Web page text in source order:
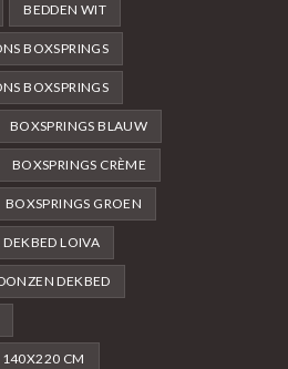
BEDDEN WIT
BOXSPRINGS
BOXSPRINGS
BOXSPRINGS BLAUW
BOXSPRINGS CRÈME
BOXSPRINGS GROEN
DEKBED LOIVA
DEKBED
140X220 CM